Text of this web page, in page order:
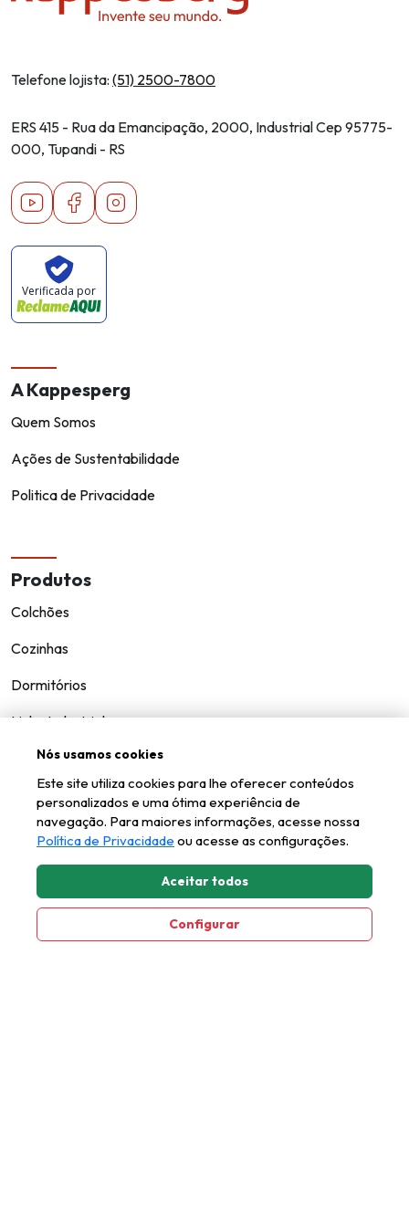
Telefone lojista: (51) 2500-7800
ERS 415 - Rua da Emancipação, 2000, Industrial Cep 95775-
000, Tupandi - RS
YoutubeFacebookInstagram
Verificada por
A Kappesperg
Quem Somos
Ações de Sustentabilidade
Politica de Privacidade
Produtos
Colchões
Cozinhas
Dormitórios
Linha Industrial
Offices
Sala de Estar
Sala de Jantar
Onde Comprar
Nós usamos cookies
Este site utiliza cookies para lhe oferecer conteúdos
personalizados e uma ótima experiência de
navegação. Para maiores informações, acesse nossa
Política de Privacidade ou acesse as configurações.
Aceitar todos
Configurar